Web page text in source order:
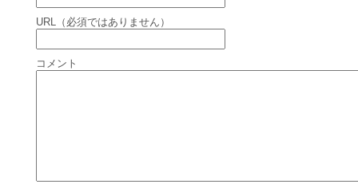
URL（必須ではありません）
コメント